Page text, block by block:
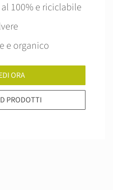
al 100% e riciclabile
e organico
ORA
PRODOTTI